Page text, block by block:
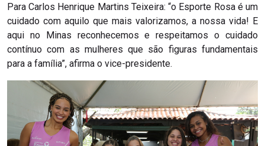
Para Carlos Henrique Martins Teixeira: “o Esporte Rosa é um
cuidado com aquilo que mais valorizamos, a nossa vida! E
aqui no Minas reconhecemos e respeitamos o cuidado
contínuo com as mulheres que são figuras fundamentais
para a família”, afirma o vice-presidente.